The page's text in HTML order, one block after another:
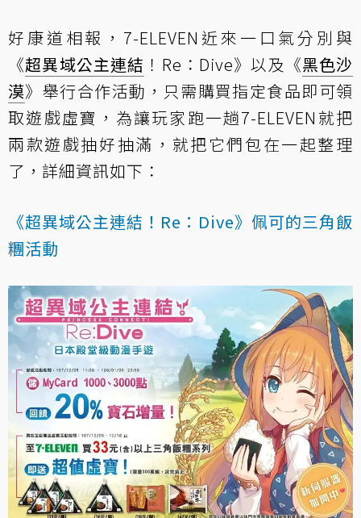
好康道相報，7-ELEVEN近來一口氣分別與
《超異域公主連結 ！Re：Dive》以及《黑色沙
漠》舉行合作活動，只需購買指定食品即可領
取遊戲虛寶，為讓玩家跑一趟7-ELEVEN就把
兩款遊戲抽好抽滿，就把它們包在一起整理
了，詳細資訊如下：
《超異域公主連結！Re：Dive》佩可的三角飯
糰活動